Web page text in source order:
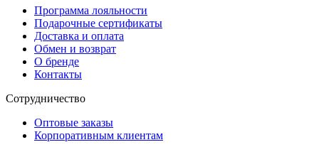
Программа лояльности
Подарочные сертификаты
Доставка и оплата
Обмен и возврат
О бренде
Контакты
Сотрудничество
Оптовые заказы
Корпоративным клиентам